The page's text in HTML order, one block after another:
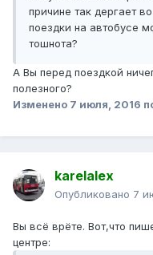
причине так дергает
поездки на автобусе
тошнота?
А Вы перед поездкой
полезного?
Изменено 7 июля, 2016
karelalex
Опубликовано 7
Вы всё врёте. Вот,что
центре: